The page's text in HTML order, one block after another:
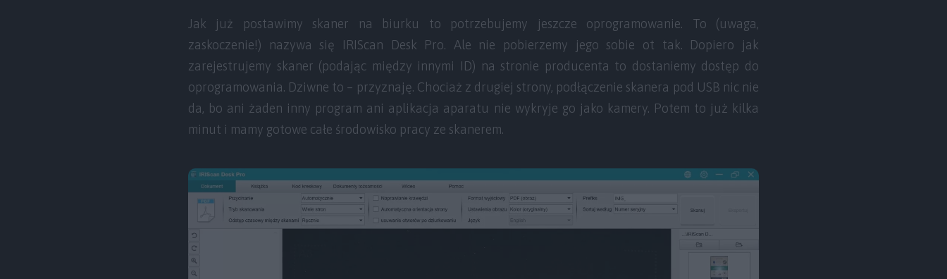
Jak już postawimy skaner na biurku to potrzebujemy jeszcze oprogramowanie. To (uwaga,
zaskoczenie!) nazywa się IRIScan Desk Pro. Ale nie pobierzemy jego sobie ot tak. Dopiero jak
zarejestrujemy skaner (podając między innymi ID) na stronie producenta to dostaniemy dostęp do
oprogramowania. Dziwne to – przyznaję. Chociaż z drugiej strony, podłączenie skanera pod USB nic nie
da, bo ani żaden inny program ani aplikacja aparatu nie wykryje go jako kamery. Potem to już kilka
minut i mamy gotowe całe środowisko pracy ze skanerem.